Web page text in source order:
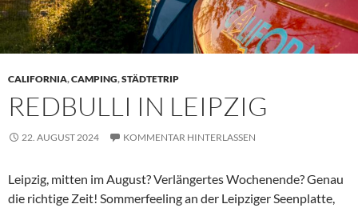
CALIFORNIA,CAMPING,STÄDTETRIP
REDBULLI IN LEIPZIG
22. AUGUST 2024 KOMMENTAR HINTERLASSEN
Leipzig, mitten im August? Verlängertes Wochenende? Genau
die richtige Zeit! Sommerfeeling an der Leipziger Seenplatte,